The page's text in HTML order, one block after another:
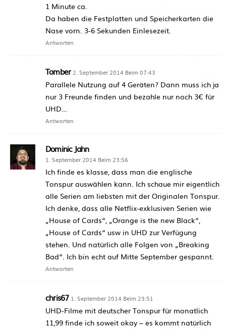
1 Minute ca.
Da haben die Festplatten und Speicherkarten die
Nase vorn. 3-6 Sekunden Einlesezeit.
Antworten
Tomber 2. September 2014 Beim 07:43
Parallele Nutzung auf 4 Geräten? Dann muss ich ja
nur 3 Freunde finden und bezahle nur noch 3€ für
UHD…
Antworten
Dominic Jahn
1. September 2014 Beim 23:56
Ich finde es klasse, dass man die englische
Tonspur auswählen kann. Ich schaue mir eigentlich
alle Serien am liebsten mit der Originalen Tonspur.
Ich denke, dass alle Netflix-exklusiven Serien wie
„House of Cards“, „Orange is the new Black“,
„House of Cards“ usw in UHD zur Verfügung
stehen. Und natürlich alle Folgen von „Breaking
Bad“. Ich bin echt auf Mitte September gespannt.
Antworten
chris67 1. September 2014 Beim 23:51
UHD-Filme mit deutscher Tonspur für monatlich
11,99 finde ich soweit okay – es kommt natürlich